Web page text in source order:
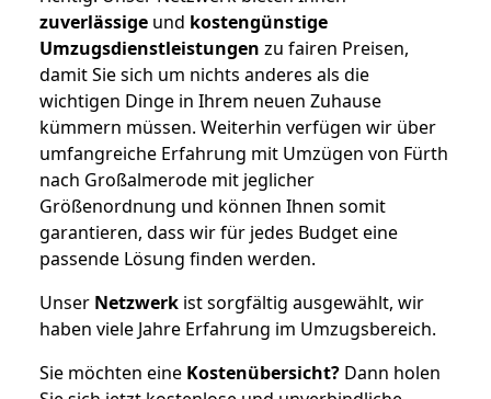
zuverlässige und kostengünstige
Umzugsdienstleistungen zu fairen Preisen,
damit Sie sich um nichts anderes als die
wichtigen Dinge in Ihrem neuen Zuhause
kümmern müssen. Weiterhin verfügen wir über
umfangreiche Erfahrung mit Umzügen von Fürth
nach Großalmerode mit jeglicher
Größenordnung und können Ihnen somit
garantieren, dass wir für jedes Budget eine
passende Lösung finden werden.
Unser Netzwerk ist sorgfältig ausgewählt, wir
haben viele Jahre Erfahrung im Umzugsbereich.
Sie möchten eine Kostenübersicht? Dann holen